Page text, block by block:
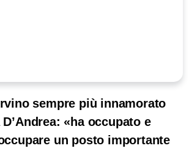
sempre più innamorato
«ha occupato e
un posto importante